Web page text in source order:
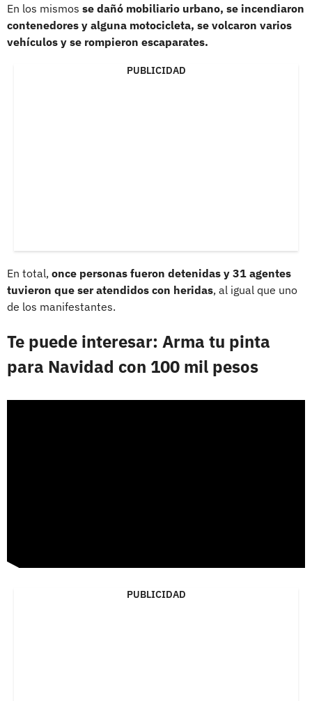
En los mismos se dañó mobiliario urbano, se incendiaron
contenedores y alguna motocicleta, se volcaron varios
vehículos y se rompieron escaparates.
PUBLICIDAD
En total, once personas fueron detenidas y 31 agentes
tuvieron que ser atendidos con heridas, al igual que uno
de los manifestantes.
Te puede interesar: Arma tu pinta
para Navidad con 100 mil pesos
PUBLICIDAD